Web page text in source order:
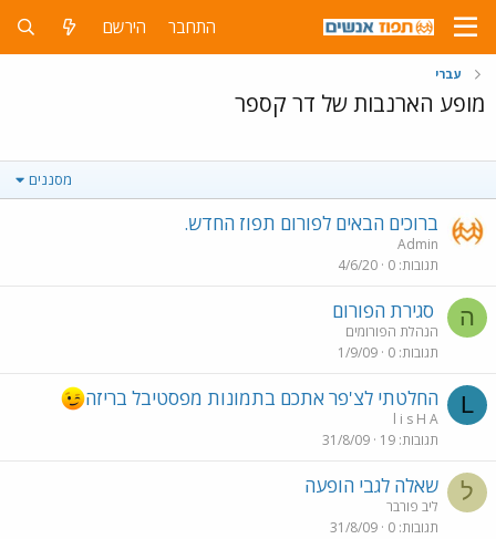
התחבר הירשם
עברי
מופע הארנבות של דר קספר
מסננים
ברוכים הבאים לפורום תפוז החדש.
Admin
תגובות 0
4/6/20
ה סגירת הפורום
הנהלת הפורומים
תגובות 0
1/9/09
L החלטתי לצ'פר אתכם בתמונות מפסטיבל בריזה
l i s H A
תגובות 19
31/8/09
ל שאלה לגבי הופעה
ליב פורבר
תגובות 0
31/8/09